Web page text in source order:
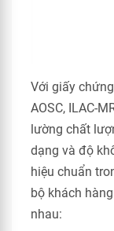
Với giấy
AOSC, ILAC-
lường chất
dạng và độ
hiệu chuẩn
bộ khách
nhau: